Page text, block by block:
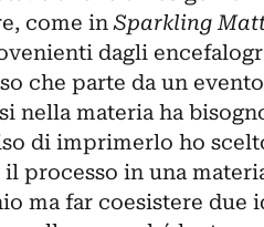
come inSparkling
dagli
che parte da un evento
nella materia ha
di imprimerlo ho
processo in una
ma far coesistere due